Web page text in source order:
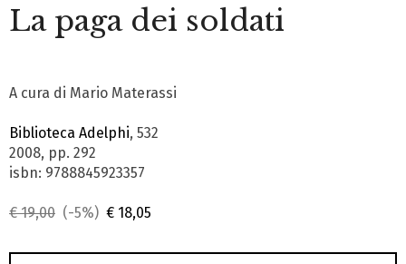
La paga dei soldati
A cura di Mario Materassi
Biblioteca Adelphi, 532
2008, pp. 292
isbn: 9788845923357
€ 19,00 (-5%) € 18,05